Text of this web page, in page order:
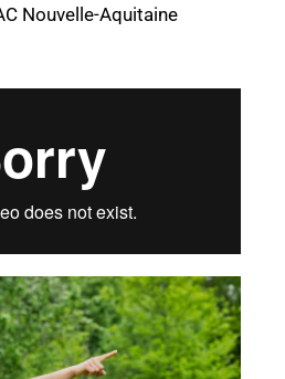
Nouvelle-Aquitaine